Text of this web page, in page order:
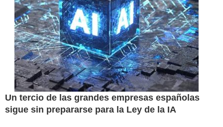
Un tercio de las grandes empresas españolas
sigue sin prepararse para la Ley de la IA